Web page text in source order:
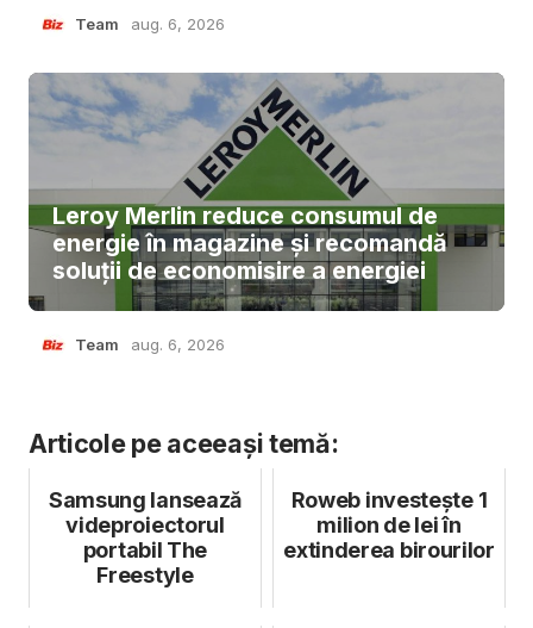
Team aug. 6, 2026
Leroy Merlin reduce consumul de
energie în magazine și recomandă
soluții de economisire a energiei
Team aug. 6, 2026
Articole pe aceeași temă:
Samsung lansează
videproiectorul
portabil The
Freestyle
Roweb investește 1
milion de lei în
extinderea birourilor